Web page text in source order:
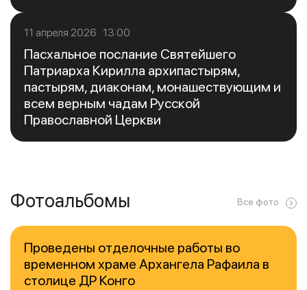
11 апреля 2026 13:00
Пасхальное послание Святейшего
Патриарха Кирилла архипастырям,
пастырям, диаконам, монашествующим и
всем верным чадам Русской
Православной Церкви
Фотоальбомы Все фото
Проведены отделочные работы во
временном храме Архангела Рафаила в
столице ДР Конго